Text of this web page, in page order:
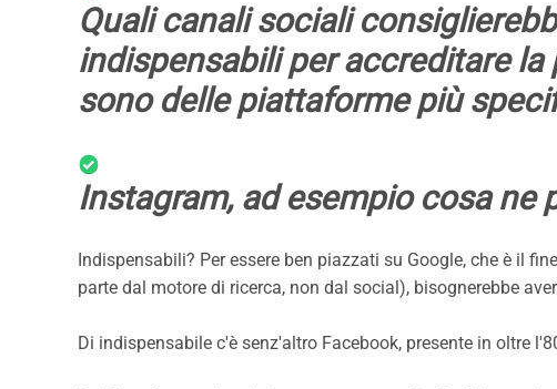
Quali canali sociali
indispensabili per accreditare
sono delle piattaforme più
Instagram, ad esempio cosa ne
Indispensabili? Per essere ben piazzati su Google, che è il
parte dal motore di ricerca, non dal social), bisognerebbe
Di indispensabile c'è senz'altro Facebook, presente in oltre